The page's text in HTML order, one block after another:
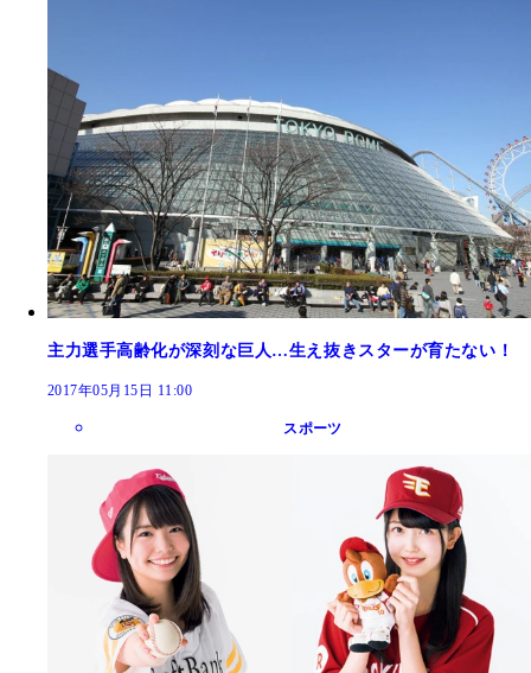
主力選手高齢化が深刻な巨人…生え抜きスターが育たない！
2017年05月15日 11:00
スポーツ